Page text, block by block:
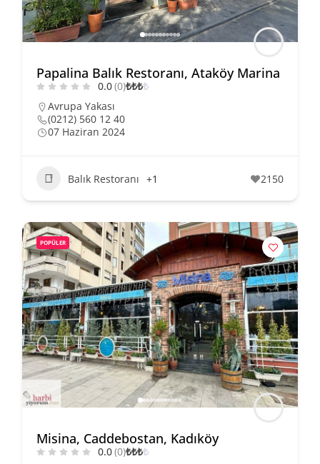
Papalina Balık Restoranı, Ataköy Marina
0.0(0)₺₺₺₺
Avrupa Yakası
(0212) 560 12 40
07 Haziran 2024
Balık Restoranı +1 2150
POPÜLER
Misina, Caddebostan, Kadıköy
0.0(0)₺₺₺₺